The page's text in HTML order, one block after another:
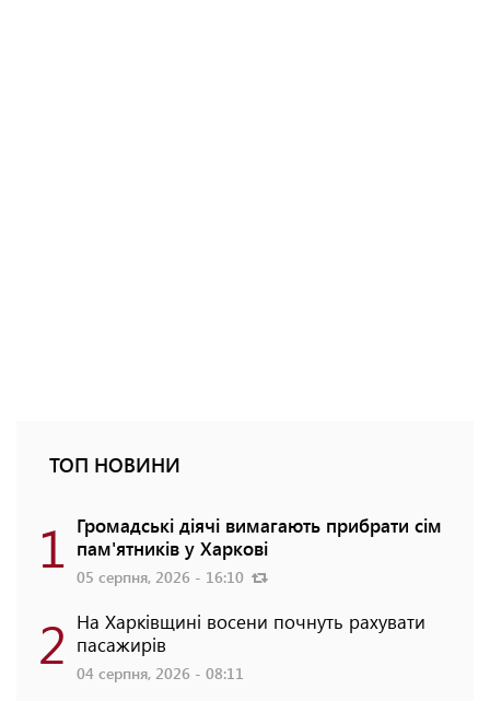
ТОП НОВИНИ
1 Громадські діячі вимагають прибрати сім
пам'ятників у Харкові
05 серпня, 2026 - 16:10
2 На Харківщині восени почнуть рахувати
пасажирів
04 серпня, 2026 - 08:11